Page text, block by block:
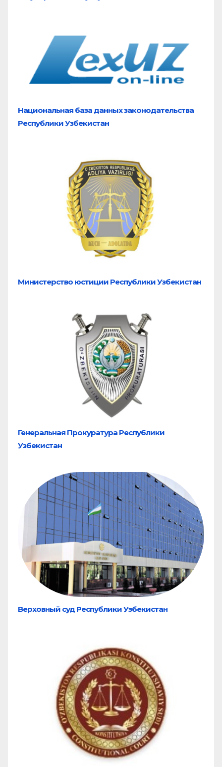
Национальная база данных законодательства
Республики Узбекистан
Министерство юстиции Республики Узбекистан
Генеральная Прокуратура Республики
Узбекистан
Верховный суд Республики Узбекистан